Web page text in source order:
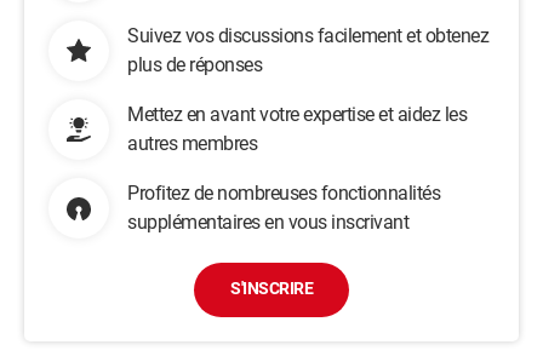
Suivez vos discussions facilement et obtenez
plus de réponses
Mettez en avant votre expertise et aidez les
autres membres
Profitez de nombreuses fonctionnalités
supplémentaires en vous inscrivant
S'INSCRIRE